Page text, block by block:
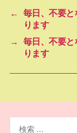
←
毎日、不要
ります
→
毎日、不要
ります